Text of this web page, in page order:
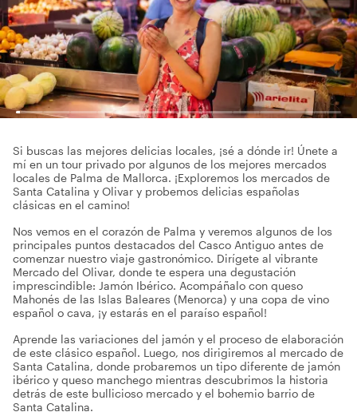
Si buscas las mejores delicias locales, ¡sé a dónde ir! Únete a
mí en un tour privado por algunos de los mejores mercados
locales de Palma de Mallorca. ¡Exploremos los mercados de
Santa Catalina y Olivar y probemos delicias españolas
clásicas en el camino!
Nos vemos en el corazón de Palma y veremos algunos de los
principales puntos destacados del Casco Antiguo antes de
comenzar nuestro viaje gastronómico. Dirígete al vibrante
Mercado del Olivar, donde te espera una degustación
imprescindible: Jamón Ibérico. Acompáñalo con queso
Mahonés de las Islas Baleares (Menorca) y una copa de vino
español o cava, ¡y estarás en el paraíso español!
Aprende las variaciones del jamón y el proceso de elaboración
de este clásico español. Luego, nos dirigiremos al mercado de
Santa Catalina, donde probaremos un tipo diferente de jamón
ibérico y queso manchego mientras descubrimos la historia
detrás de este bullicioso mercado y el bohemio barrio de
Santa Catalina.